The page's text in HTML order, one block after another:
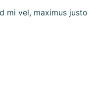
mi vel, maximus justo